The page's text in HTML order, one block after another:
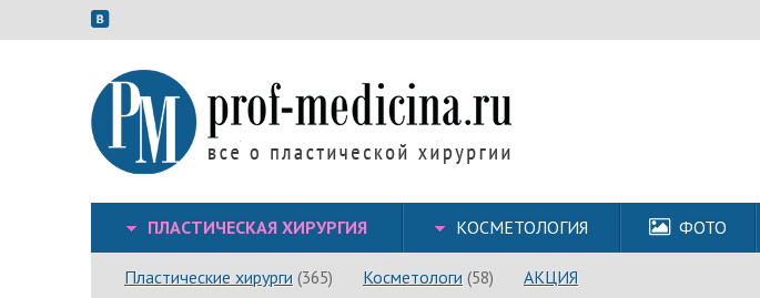
ПЛАСТИЧЕСКАЯ ХИРУРГИЯ КОСМЕТОЛОГИЯ ФОТО
Пластические хирурги (365) Косметологи (58) АКЦИЯ